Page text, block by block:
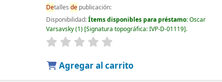
Detalles depublicación:
Disponibilidad:Ítems disponibles para préstamo:Oscar
Varsavsky(1) Signatura topográfica:IVP-D-01119 .
Agregar al carrito